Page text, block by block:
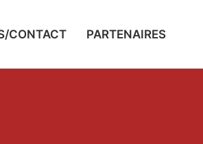
CONTACT PARTENAIRES